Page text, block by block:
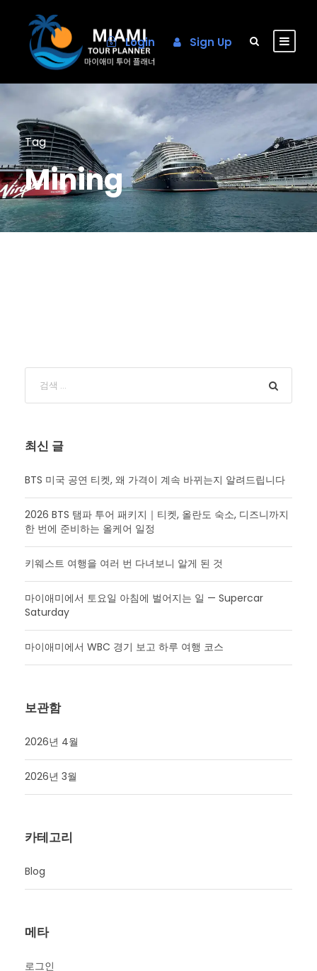
Login Sign Up
Tag
Mining
최신 글
BTS 미국 공연 티켓, 왜 가격이 계속 바뀌는지 알려드립니다
2026 BTS 탬파 투어 패키지｜티켓, 올란도 숙소, 디즈니까지
한 번에 준비하는 올케어 일정
키웨스트 여행을 여러 번 다녀보니 알게 된 것
마이애미에서 토요일 아침에 벌어지는 일 — Supercar
Saturday
마이애미에서 WBC 경기 보고 하루 여행 코스
보관함
2026년 4월
2026년 3월
카테고리
Blog
메타
로그인